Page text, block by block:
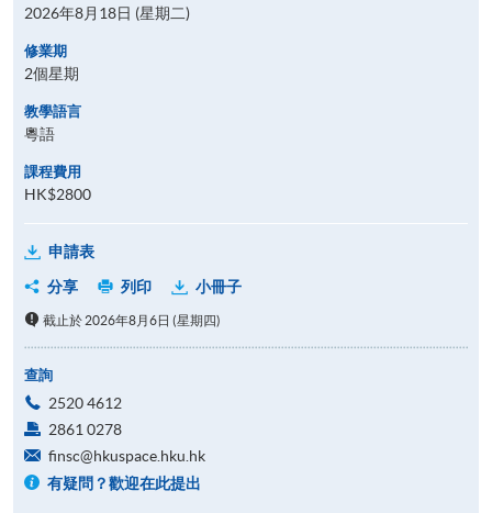
2026年8月18日 (星期二)
修業期
2個星期
教學語言
粵語
課程費用
HK$2800
申請表
分享
列印 小冊子
截止於 2026年8月6日 (星期四)
查詢
2520 4612
2861 0278
finsc@hkuspace.hku.hk
有疑問？歡迎在此提出